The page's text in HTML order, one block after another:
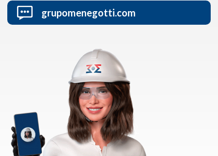
grupomenegotti.com